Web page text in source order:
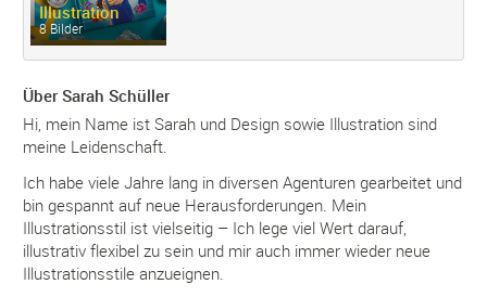
Illustration
8 Bilder
Über Sarah Schüller
Hi, mein Name ist Sarah und Design sowie Illustration sind
meine Leidenschaft.
Ich habe viele Jahre lang in diversen Agenturen gearbeitet und
bin gespannt auf neue Herausforderungen. Mein
Illustrationsstil ist vielseitig – Ich lege viel Wert darauf,
illustrativ flexibel zu sein und mir auch immer wieder neue
Illustrationsstile anzueignen.